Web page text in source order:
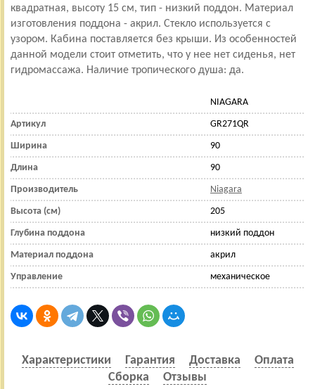
квадратная, высоту 15 см, тип - низкий поддон. Материал
изготовления поддона - акрил. Стекло используется с
узором. Кабина поставляется без крыши. Из особенностей
данной модели стоит отметить, что у нее нет сиденья, нет
гидромассажа. Наличие тропического душа: да.
NIAGARA
Артикул GR271QR
Ширина 90
Длина 90
Производитель Niagara
Высота (см) 205
Глубина поддона низкий поддон
Материал поддона акрил
Управление механическое
Характеристики Гарантия Доставка
Оплата
Сборка
Отзывы